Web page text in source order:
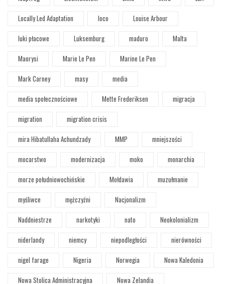
Locally Led Adaptation
loco
Louise Arbour
luki płacowe
Luksemburg maduro
Malta
Maorysi
Marie Le Pen
Marine Le Pen
Mark Carney
masy
media
media społecznościowe
Mette Frederiksen
migracja
migration
migration crisis
mira Hibatullaha Achundzady
MMP
mniejszości
mocarstwo
modernizacja moko
monarchia
morze południowochińskie
Mołdawia
muzułmanie
myśliwce
mężczyźni
Nacjonalizm
Naddniestrze
narkotyki nato
Neokolonializm
niderlandy
niemcy niepodległości
nierówności
nigel farage
Nigeria Norwegia
Nowa Kaledonia
Nowa Stolica Administracyjna
Nowa Zelandia